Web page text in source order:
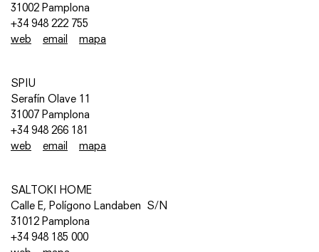
31002 Pamplona
+34 948 222 755
web
email mapa
SPIU
Serafín Olave 11
31007 Pamplona
+34 948 266 181
web
email mapa
SALTOKI HOME
Calle E, Polígono Landaben S/N
31012 Pamplona
+34 948 185 000